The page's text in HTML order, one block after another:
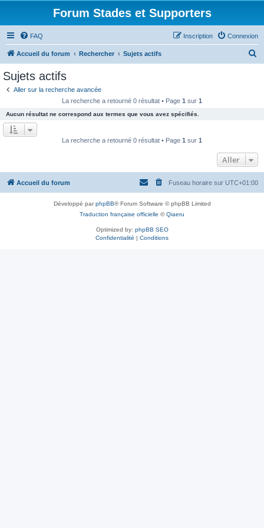
Forum Stades et Supporters
FAQ Connexion
Inscription
Accueil du forum Rechercher Sujets actifs
e
r
Sujets actifs
Aller sur la recherche avancée
La recherche a retourné 0 résultat • Page 1 sur 1
Aucun résultat ne correspond aux termes que vous avez spécifiés.
La recherche a retourné 0 résultat • Page 1 sur 1
Aller
Accueil du forum Fuseau horaire sur UTC+01:00
Développé parphpBB® Forum Software © phpBB Limited
Traduction française officielle ©Qiaeru
Optimized by: phpBB SEO
Confidentialité | Conditions